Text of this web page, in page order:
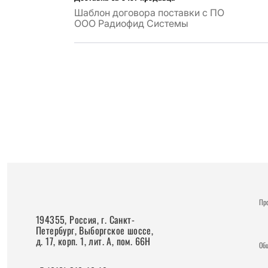
Шаблон договора поставки с ПО
ООО Радиофид Системы
194355, Россия, г. Санкт-
Петербург, Выборгское шоссе,
д. 17, корп. 1, лит. А, пом. 66Н